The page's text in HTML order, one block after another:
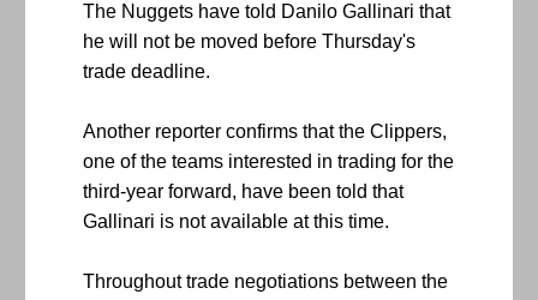
The Nuggets have told Danilo Gallinari that
he will not be moved before Thursday's
trade deadline.
Another reporter confirms that the Clippers,
one of the teams interested in trading for the
third-year forward, have been told that
Gallinari is not available at this time.
Throughout trade negotiations between the